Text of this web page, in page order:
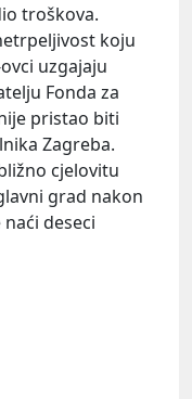
troškova.
koju
uzgajaju
Fonda za
pristao biti
Zagreba.
cjelovitu
grad nakon
deseci